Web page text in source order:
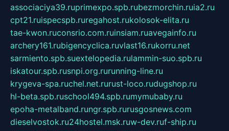
associaciya39.ruprimexpo.spb.rubezmorchin.ruia2.ru
cpt21.ruispecspb.ruregahost.rukolosok-elita.ru
tae-kwon.ruconsrio.com.ruinsiam.ruavegainfo.ru
archery161.rubigencyclica.ruvlast16.rukorru.net
sarmiento.spb.suextelopedia.rulammin-suo.spb.ru
iskatour.spb.rusnpi.org.rurunning-line.ru
krygeva-spa.ruchel.net.rurust-loco.rudugshop.ru
hl-beta.spb.ruschool494.spb.rumymubaby.ru
epoha-metalband.rungr.spb.rurusgosnews.com
dieselvostok.ru24hostel.msk.ruw-dev.ruf-ship.ru